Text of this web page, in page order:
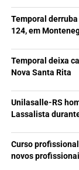
Temporal
124, em
Temporal deixa
Nova Santa Rita
Unilasalle-RS
Lassalista
Curso
novos